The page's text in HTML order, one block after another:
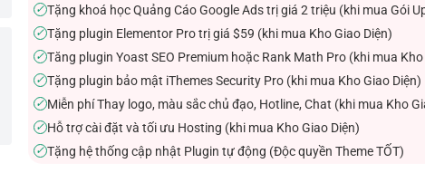
✓Tặng khoá học Quảng Cáo Google Ads trị giá 2 triệu (khi mua Gói
✓Tặng plugin Elementor Pro trị giá $59 (khi mua Kho Giao Diện)
✓Tăng plugin Yoast SEO Premium hoặc Rank Math Pro (khi mua Kho
✓Tặng plugin bảo mật iThemes Security Pro (khi mua Kho Giao Diện)
✓Miễn phí Thay logo, màu sắc chủ đạo, Hotline, Chat (khi mua Kho
✓Hỗ trợ cài đặt và tối ưu Hosting (khi mua Kho Giao Diện)
✓Tặng hệ thống cập nhật Plugin tự động (Độc quyền Theme TỐT)